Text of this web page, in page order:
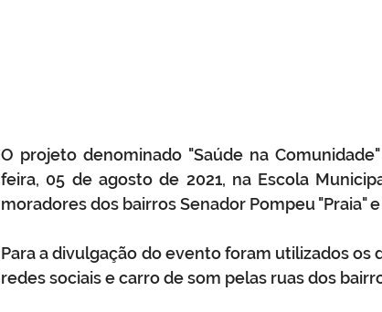
O projeto denominado "Saúde na
feira, 05 de agosto de 2021, na Escola
moradores dos bairros Senador Pompeu "Praia"
Para a divulgação do evento foram utilizados
redes sociais e carro de som pelas ruas dos